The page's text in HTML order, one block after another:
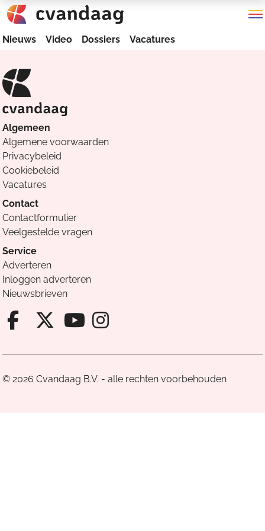
Nieuws Video Dossiers Vacatures
Algemeen
Algemene voorwaarden
Privacybeleid
Cookiebeleid
Vacatures
Contact
Contactformulier
Veelgestelde vragen
Service
Adverteren
Inloggen adverteren
Nieuwsbrieven
Facebook van Cvandaag
X van Cvandaag
Instagram van
© 2026 Cvandaag B.V. - alle rechten voorbehouden